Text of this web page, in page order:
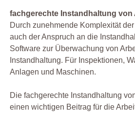
fachgerechte Instandhaltung von
Durch zunehmende Komplexität
auch der Anspruch an die
Software zur Überwachung von
Instandhaltung. Für Inspektionen,
Anlagen und Maschinen.
Die fachgerechte Instandhaltung
einen wichtigen Beitrag für die